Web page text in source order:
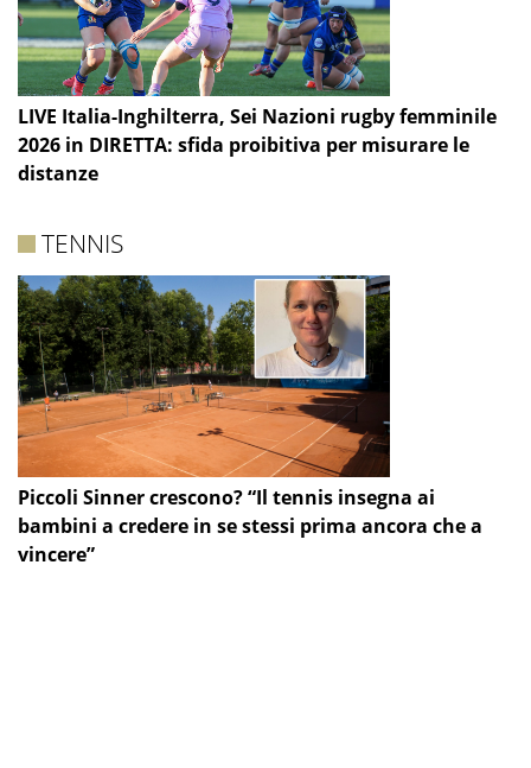
LIVE Italia-Inghilterra, Sei Nazioni rugby femminile
2026 in DIRETTA: sfida proibitiva per misurare le
distanze
TENNIS
Piccoli Sinner crescono? “Il tennis insegna ai
bambini a credere in se stessi prima ancora che a
vincere”